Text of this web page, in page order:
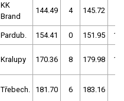
KK
Brand
144.49 4 145.72
Pardub. 154.41 0 151.95 12
Kralupy 170.36 8 179.98 10
Třebech. 181.70 6 183.16